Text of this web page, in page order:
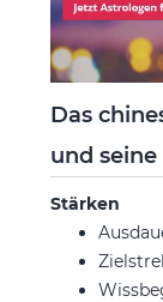
Das
und
Stärken